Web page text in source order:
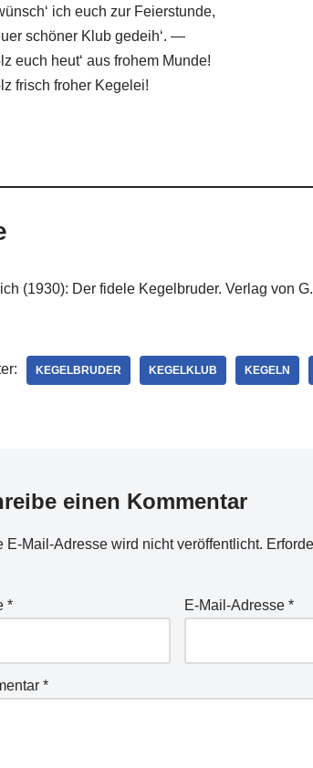
ich euch zur Feierstunde,
schöner Klub gedeih‘. —
euch heut‘ aus frohem Munde!
frisch froher Kegelei!
(1930): Der fidele Kegelbruder. Verlag von
KEGELBRUDER KEGELKLUB KEGELN
einen Kommentar
E-Mail-Adresse wird nicht veröffentlicht.
* E-Mail-Adresse*
*